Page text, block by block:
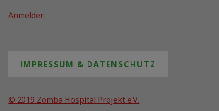
Anmelden
IMPRESSUM & DATENSCHUTZ
© 2019 Zomba Hospital Projekt e.V.